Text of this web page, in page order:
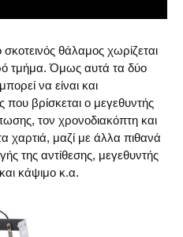
θάλαμος χωρίζεται
τμήμα. Όμως αυτά τα δύο
να είναι και
βρίσκεται ο μεγεθυντής
τον χρονοδιακόπτη και
χαρτιά, μαζί με άλλα πιθανά
της αντίθεσης, μεγεθυντής
κάψιμο κ.α.